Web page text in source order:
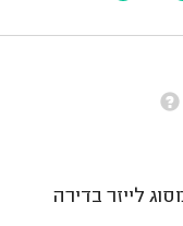
לייזר בדירה